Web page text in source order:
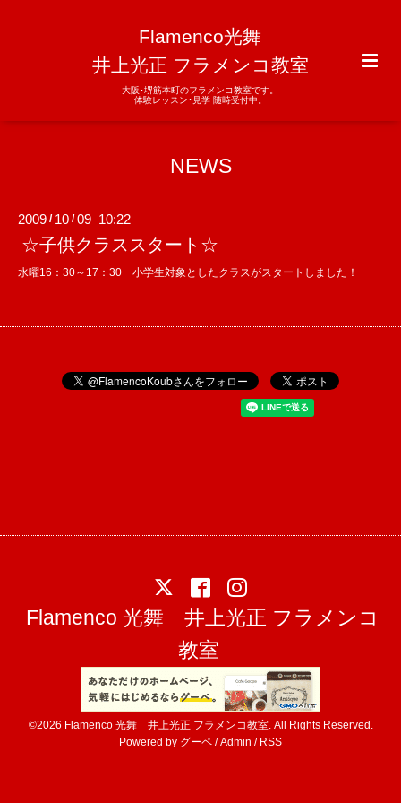
Flamenco光舞
井上光正 フラメンコ教室
大阪･堺筋本町のフラメンコ教室です。
体験レッスン･見学 随時受付中。
NEWS
2009 / 10 /09 10:22
☆子供クラススタート☆
水曜16：30～17：30 小学生対象としたクラスがスタートしました！
Flamenco 光舞 井上光正 フラメンコ
教室
©2026 Flamenco 光舞 井上光正 フラメンコ教室. All Rights Reserved.
Powered by グーペ /Admin / RSS